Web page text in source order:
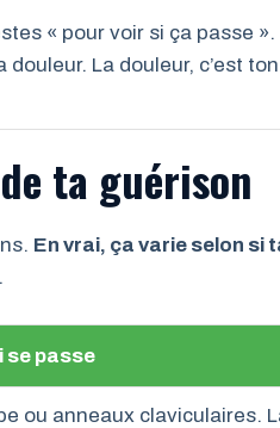
« pour voir si ça passe ».
La douleur, c’est
ta guérison
En vrai, ça varie selon si
se passe
ou anneaux claviculaires.